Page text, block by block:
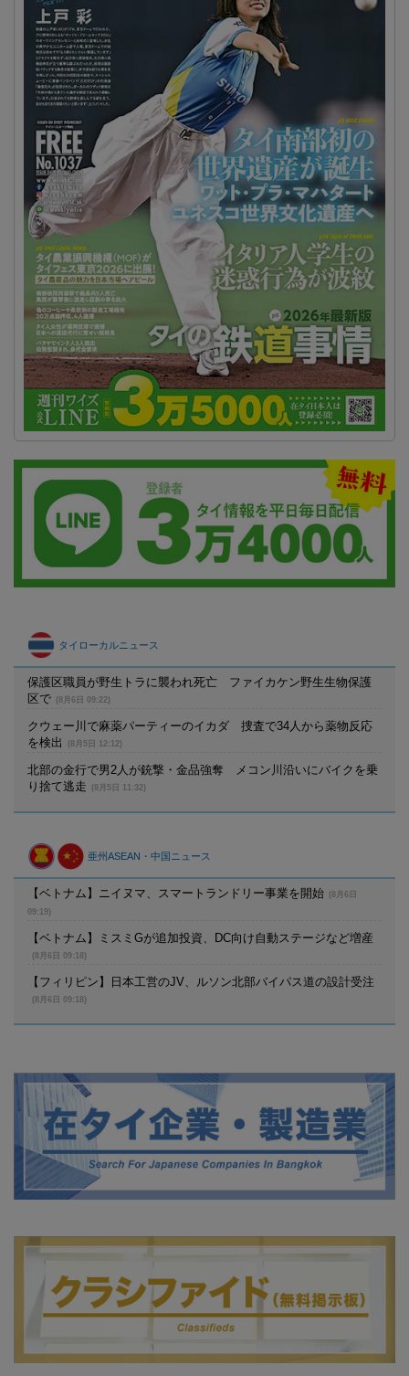
タイローカルニュース
保護区職員が野生トラに襲われ死亡 ファイカケン野生生物保護
区で
(8月6日 09:22)
クウェー川で麻薬パーティーのイカダ 捜査で34人から薬物反応
を検出
(8月5日 12:12)
北部の金行で男2人が銃撃・金品強奪 メコン川沿いにバイクを乗
り捨て逃走
(8月5日 11:32)
亜州ASEAN・中国ニュース
【ベトナム】ニイヌマ、スマートランドリー事業を開始
(8月6日
09:19)
【ベトナム】ミスミGが追加投資、DC向け自動ステージなど増産
(8月6日 09:18)
【フィリピン】日本工営のJV、ルソン北部バイパス道の設計受注
(8月6日 09:18)